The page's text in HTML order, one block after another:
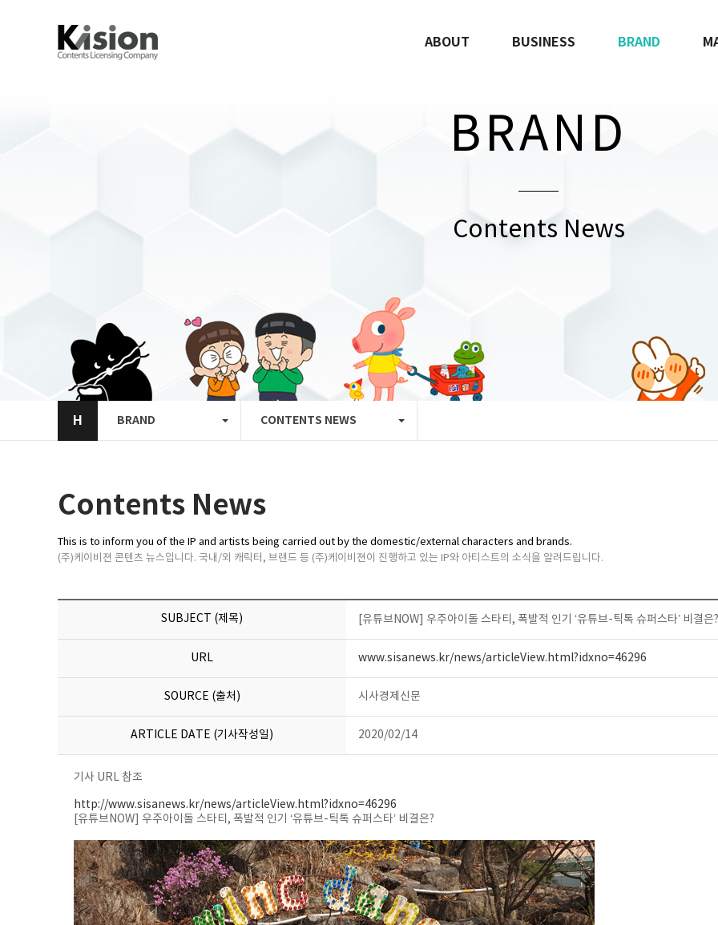
ABOUT BUSINESS BRAND
BRAND
Contents News
H BRAND CONTENTS NEWS
Contents News
This is to inform you of the IP and artists being carried out by the domestic/external characters and brands.
(주)케이비젼 콘텐츠 뉴스입니다. 국내/외 캐릭터, 브랜드 등 (주)케이비젼이 진행하고 있는 IP와 아티스트의 소식을 알려드립니다.
SUBJECT (제목) [유튜브NOW] 우주아이돌 스타티, 폭발적 인기 ‘유튜브-틱톡 슈퍼스타’ 비결은?
URL www.sisanews.kr/news/articleView.html?idxno=46296
SOURCE (출처) 시사경제신문
ARTICLE DATE (기사작성일) 2020/02/14
기사 URL 참조
http://www.sisanews.kr/news/articleView.html?idxno=46296
[유튜브NOW] 우주아이돌 스타티, 폭발적 인기 ‘유튜브-틱톡 슈퍼스타’ 비결은?